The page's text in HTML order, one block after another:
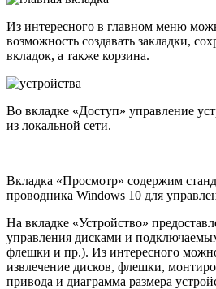
Из интересного в главном меню
возможность создавать закладки,
вкладок, а также корзина.
Во вкладке «Доступ» управление
из локальной сети.
Вкладка «Просмотр» содержим
проводника Windows 10 для
На вкладке «Устройство»
управления дисками и
флешки и пр.). Из интересного
извлечение дисков, флешки,
привода и диаграмма размера